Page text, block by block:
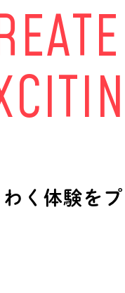
EATE
CITIN
わ く体験を プ